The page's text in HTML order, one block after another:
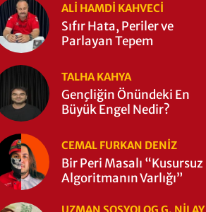
ALI HAMDI KAHVECİ
Sıfır Hata, Periler ve
Parlayan Tepem
TALHA KAHYA
Gençliğin Önündeki En
Büyük Engel Nedir?
CEMAL FURKAN DENİZ
Bir Peri Masalı “Kusursuz
Algoritmanın Varlığı”